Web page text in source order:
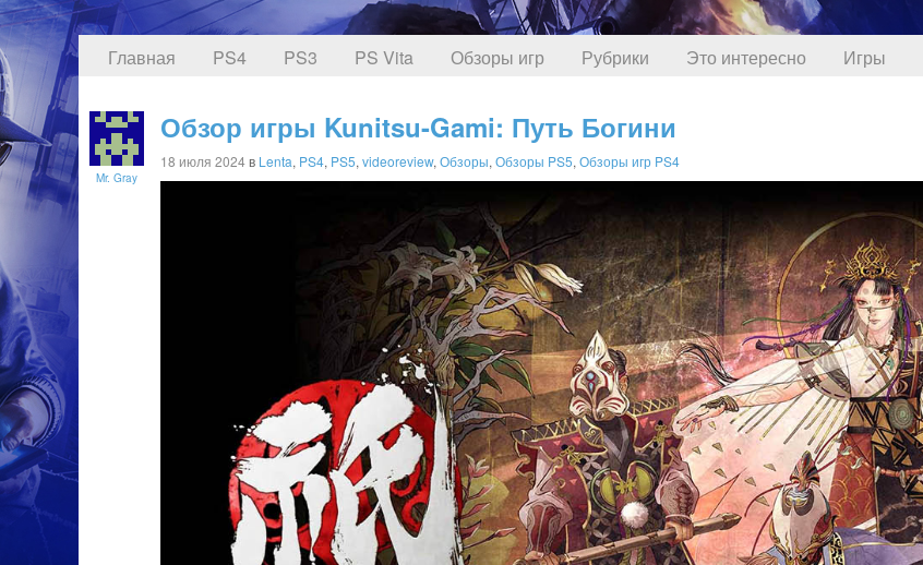
Главная PS4 PS3 PS Vita Обзоры игр Рубрики Это интересно Игры
Mr. Gray
Обзор игры Kunitsu-Gami: Путь Богини
18 июля 2024в Lenta, PS4, PS5, videoreview, Обзоры, Обзоры PS5, Обзоры игр PS4